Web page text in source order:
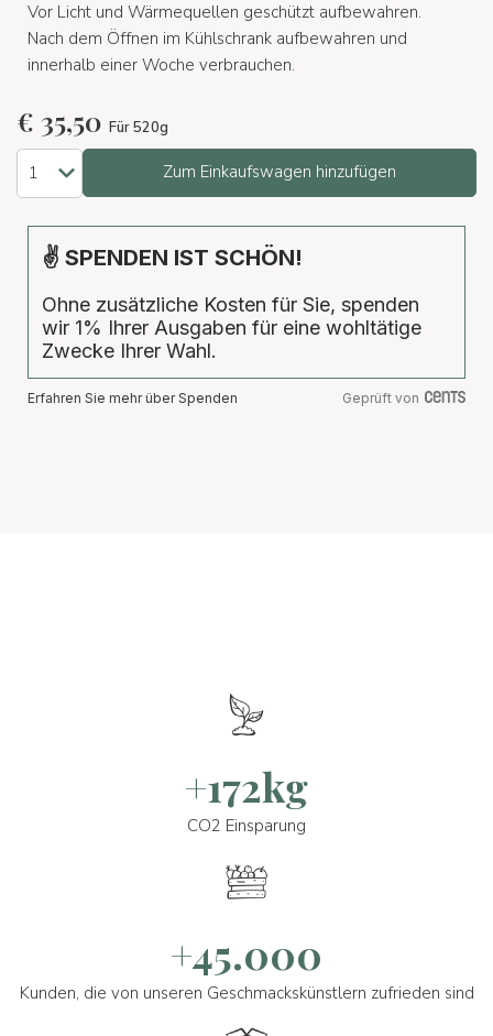
Vor Licht und Wärmequellen geschützt aufbewahren.
Nach dem Öffnen im Kühlschrank aufbewahren und
innerhalb einer Woche verbrauchen.
€ 35,50 Für 520g
Zum Einkaufswagen hinzufügen
✌ SPENDEN IST SCHÖN!
Ohne zusätzliche Kosten für Sie, spenden
wir 1% Ihrer Ausgaben für eine wohltätige
Zwecke Ihrer Wahl.
Erfahren Sie mehr über Spenden Geprüft von
+172kg
CO2 Einsparung
+45.000
Kunden, die von unseren Geschmackskünstlern zufrieden sind